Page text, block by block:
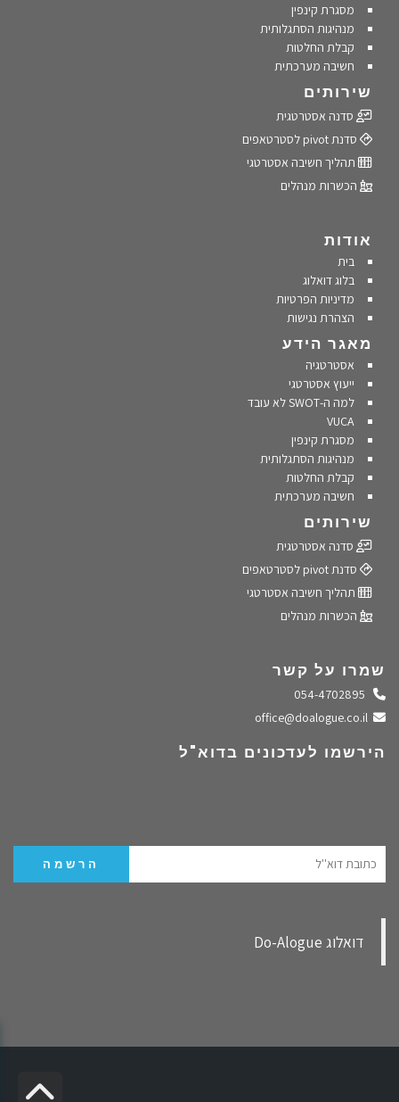
מסגרת קינפין
מנהיגות הסתגלותית
קבלת החלטות
חשיבה מערכתית
שירותים
סדנה אסטרטגית
סדנת pivot לסטרטאפים
תהליך חשיבה אסטרטגי
הכשרות מנהלים
אודות
בית
בלוג דואלוג
מדיניות הפרטיות
הצהרת נגישות
מאגר הידע
אסטרטגיה
ייעוץ אסטרטגי
למה ה-SWOT לא עובד
VUCA
מסגרת קינפין
מנהיגות הסתגלותית
קבלת החלטות
חשיבה מערכתית
שירותים
סדנה אסטרטגית
סדנת pivot לסטרטאפים
תהליך חשיבה אסטרטגי
הכשרות מנהלים
שמרו על קשר
התקשרו אלינו
שלחו מייל
הירשמו לעדכונים בדוא"ל
‏דואלוג Do-Alogue‏